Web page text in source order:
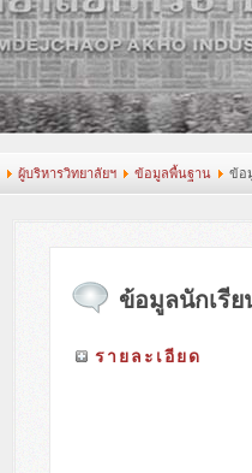
ผู้บริหารวิทยาลัยฯ ข้อมูลพื้นฐาน ข้อ
ข้อมูลนักเรีย
รายละเอียด